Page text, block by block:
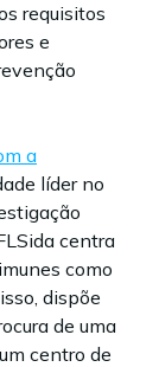
requisitos
e
a
líder no
centra
como
dispõe
de uma
centro de